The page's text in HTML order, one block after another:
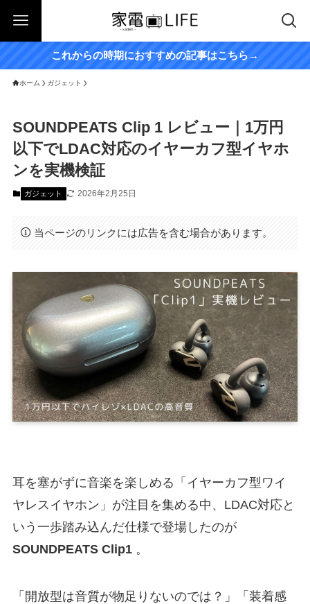
これからの時期におすすめの記事はこちら→
ホーム ガジェット
SOUNDPEATS Clip 1 レビュー｜1万円
以下でLDAC対応のイヤーカフ型イヤホ
ンを実機検証
ガジェット 2026年2月25日
当ページのリンクには広告を含む場合があります。
耳を塞がずに音楽を楽しめる「イヤーカフ型ワイ
ヤレスイヤホン」が注目を集める中、LDAC対応と
いう一歩踏み込んだ仕様で登場したのが
SOUNDPEATS Clip1。
「開放型は音質が物足りないのでは？」「装着感